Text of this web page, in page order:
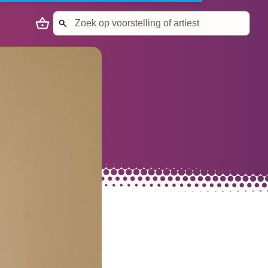
Naar winkelmandje
Search
Start met zoeken